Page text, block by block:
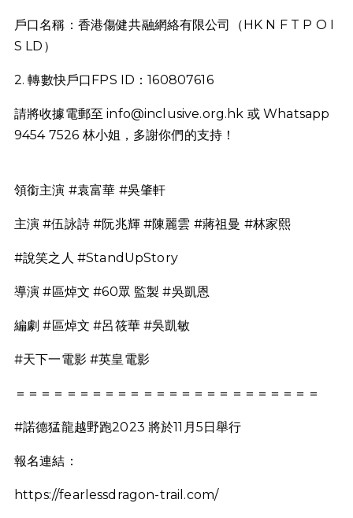
戶口名稱：香港傷健共融網絡有限公司（HK N F T P O I
S LD）
2. 轉數快戶口FPS ID：160807616
請將收據電郵至info@inclusive.org.hk 或 Whatsapp
9454 7526 林小姐，多謝你們的支持！
領銜主演 #袁富華 #吳肇軒
主演 #伍詠詩 #阮兆輝 #陳麗雲 #蔣祖曼 #林家熙
#說笑之人 #StandUpStory
導演 #區焯文 #60眾 監製 #吳凱恩
編劇 #區焯文 #呂筱華 #吳凱敏
#天下一電影 #英皇電影
＝＝＝＝＝＝＝＝＝＝＝＝＝＝＝＝＝＝＝＝＝＝＝＝
#諾德猛龍越野跑2023 將於11月5日舉行
報名連結：
https://fearlessdragon-trail.com/